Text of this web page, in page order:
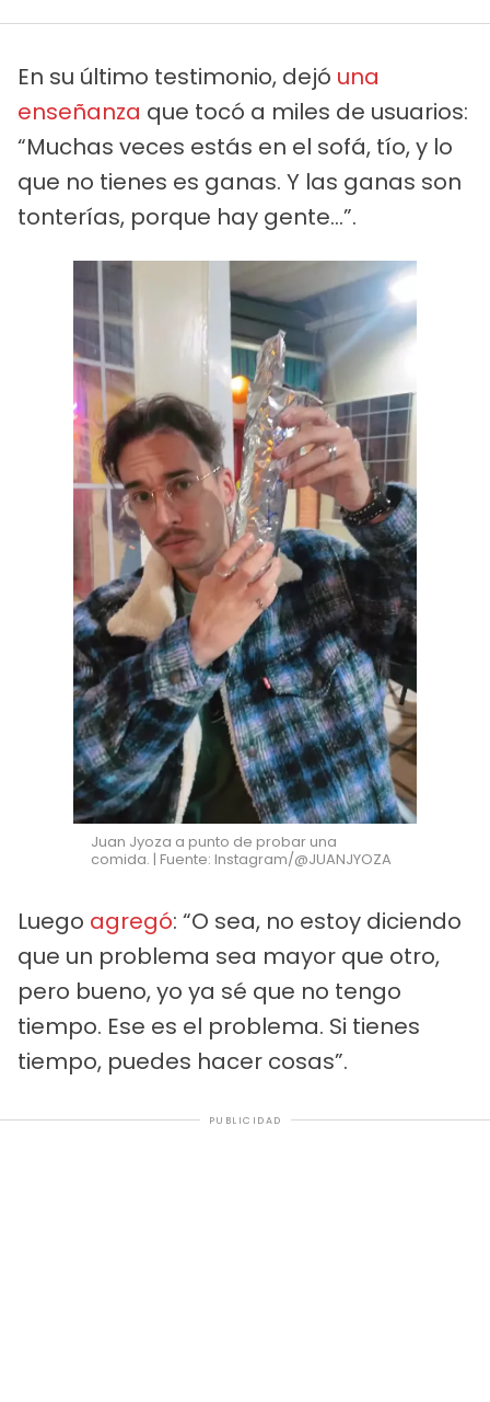
En su último testimonio, dejó una
enseñanza que tocó a miles de usuarios:
“Muchas veces estás en el sofá, tío, y lo
que no tienes es ganas. Y las ganas son
tonterías, porque hay gente…”.
Juan Jyoza a punto de probar una
comida. | Fuente: Instagram/@JUANJYOZA
Luego agregó: “O sea, no estoy diciendo
que un problema sea mayor que otro,
pero bueno, yo ya sé que no tengo
tiempo. Ese es el problema. Si tienes
tiempo, puedes hacer cosas”.
PUBLICIDAD